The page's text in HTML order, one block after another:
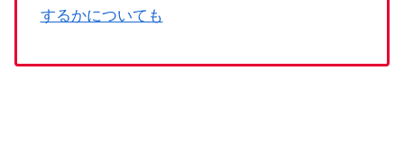
するかについても